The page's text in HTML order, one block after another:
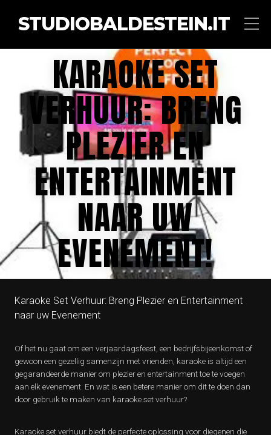
STUDIOBALDESTEIN.IT
KARAOKE SET
VERHUUR: BRENG
PLEZIER EN
ENTERTAINMENT
NAAR UW
EVENEMENT!
Karaoke Set Verhuur: Breng Plezier en Entertainment
naar uw Evenement
Of het nu gaat om een verjaardagsfeest, een bedrijfsbijeenkomst of
gewoon een gezellig samenzijn met vrienden, karaoke is altijd een
gegarandeerde manier om plezier en entertainment toe te voegen
aan elk evenement. En wat is een betere manier om dit te doen dan
door gebruik te maken van karaoke set verhuur?
Karaoke set verhuur biedt de perfecte oplossing voor diegenen die